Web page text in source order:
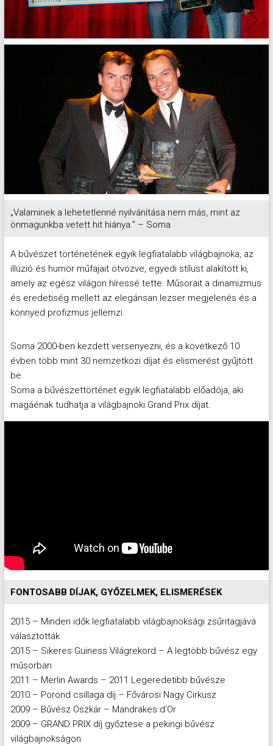
„Valaminek a lehetetlenné nyilvánítása nem más, mint az
önmagunkba vetett hit hiánya.” – Soma
A bűvészet történetének egyik legfiatalabb világbajnoka, az
illúzió és humor műfajait ötvözve, egyedi stílust alakított ki,
amely az egész világon híressé tette. Műsorait a dinamizmus
és eredetiség mellett az elegánsan lezser megjelenés és a
könnyed profizmus jellemzi.
Soma 2000-ben kezdett versenyezni, és a következő 10
évben több mint 30 nemzetközi díjat és elismerést gyűjtött
be.
Soma a bűvészettörténet egyik legfiatalabb előadója, aki
magáénak tudhatja a világbajnoki Grand Prix díjat.
FONTOSABB DÍJAK, GYŐZELMEK, ELISMERÉSEK
2015 – Minden idők legfiatalabb világbajnoksági zsűritagjává
választották
2015 – Sikeres Guiness Világrekord – A legtöbb bűvész egy
műsorban
2011 – Merlin Awards – 2011 Legeredetibb bűvésze
2010 – Porond csillaga díj – Fővárosi Nagy Cirkusz
2009 – Bűvész Oszkár – Mandrakes d’Or
2009 – GRAND PRIX díj győztese a pekingi bűvész
világbajnokságon